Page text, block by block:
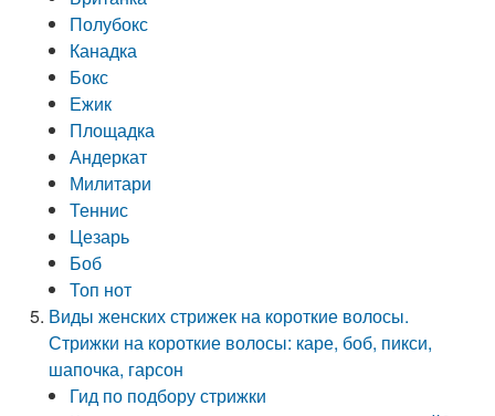
Полубокс
Канадка
Бокс
Ежик
Площадка
Андеркат
Милитари
Теннис
Цезарь
Боб
Топ нот
Виды женских стрижек на короткие волосы.
Стрижки на короткие волосы: каре, боб, пикси,
шапочка, гарсон
Гид по подбору стрижки